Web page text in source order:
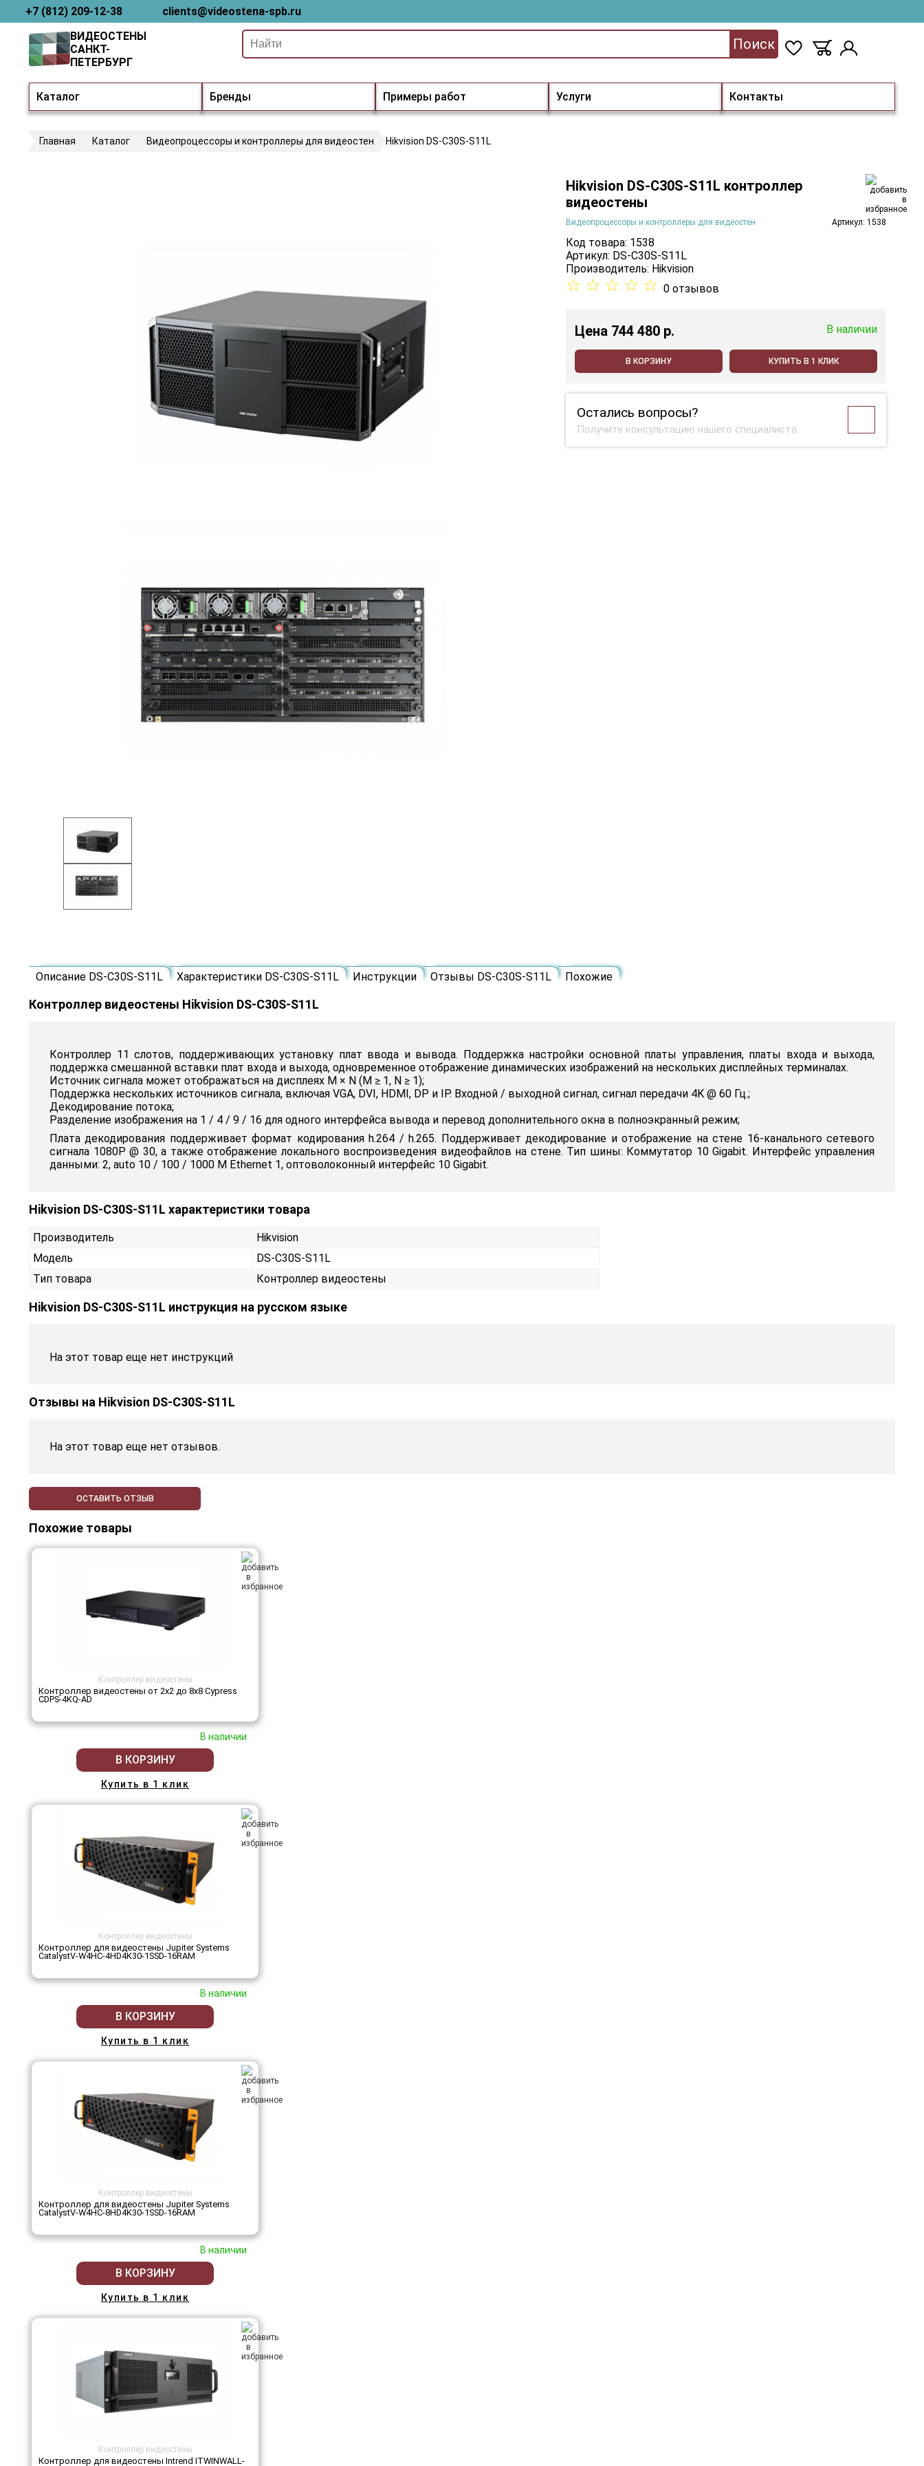
+7 (812) 209-12-38 clients@videostena-spb.ru
Каталог Бренды Примеры работ Услуги Контакты
ВИДЕОСТЕНЫ
САНКТ-
ПЕТЕРБУРГ
Поиск
Главная Каталог Видеопроцессоры и контроллеры для видеостен Hikvision DS-C30S-S11L
Hikvision DS-C30S-S11L контроллер
видеостены
Видеопроцессоры и контроллеры для видеостен Артикул: 1538
Код товара: 1538
Артикул: DS-C30S-S11L
Производитель: Hikvision
☆ ☆ ☆ ☆ ☆ 0 отзывов
Цена 744 480 p. В наличии
В КОРЗИНУ КУПИТЬ В 1 КЛИК
Остались вопросы?
Получите консультацию нашего специалиста
Описание DS-C30S-S11L Характеристики DS-C30S-S11L Инструкции Отзывы DS-C30S-S11L Похожие
Контроллер видеостены Hikvision DS-C30S-S11L
Контроллер 11 слотов, поддерживающих установку плат ввода и вывода. Поддержка настройки основной платы управления, платы входа и выхода,
поддержка смешанной вставки плат входа и выхода, одновременное отображение динамических изображений на нескольких дисплейных терминалах.
Источник сигнала может отображаться на дисплеях M × N (M ≥ 1, N ≥ 1);
Поддержка нескольких источников сигнала, включая VGA, DVI, HDMI, DP и IP. Входной / выходной сигнал, сигнал передачи 4K @ 60 Гц.;
Декодирование потока;
Разделение изображения на 1 / 4 / 9 / 16 для одного интерфейса вывода и перевод дополнительного окна в полноэкранный режим;
Плата декодирования поддерживает формат кодирования h.264 / h.265. Поддерживает декодирование и отображение на стене 16-канального сетевого
сигнала 1080P @ 30, а также отображение локального воспроизведения видеофайлов на стене. Тип шины: Коммутатор 10 Gigabit. Интерфейс управления
данными: 2, auto 10 / 100 / 1000 М Ethernet 1, оптоволоконный интерфейс 10 Gigabit.
Hikvision DS-C30S-S11L характеристики товара
Производитель
Hikvision
Модель
DS-C30S-S11L
Тип товара
Контроллер видеостены
Hikvision DS-C30S-S11L инструкция на русском языке
На этот товар еще нет инструкций
Отзывы на Hikvision DS-C30S-S11L
На этот товар еще нет отзывов.
ОСТАВИТЬ ОТЗЫВ
Похожие товары
Контроллер видеостены
Контроллер видеостены от 2х2 до 8х8 Cypress
CDPS-4KQ-AD
В наличии
В КОРЗИНУ
Купить в 1 клик
Контроллер видеостены
Контроллер для видеостены Jupiter Systems
CatalystV-W4HC-4HD4K30-1SSD-16RAM
В наличии
В КОРЗИНУ
Купить в 1 клик
Контроллер видеостены
Контроллер для видеостены Jupiter Systems
CatalystV-W4HC-8HD4K30-1SSD-16RAM
В наличии
В КОРЗИНУ
Купить в 1 клик
Контроллер видеостены
Контроллер для видеостены Intrend ITWINWALL-